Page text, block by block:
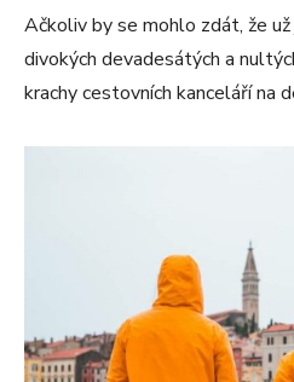
Ačkoliv by se mohlo zdát, že
divokých devadesátých a
krachy cestovních kanceláří na